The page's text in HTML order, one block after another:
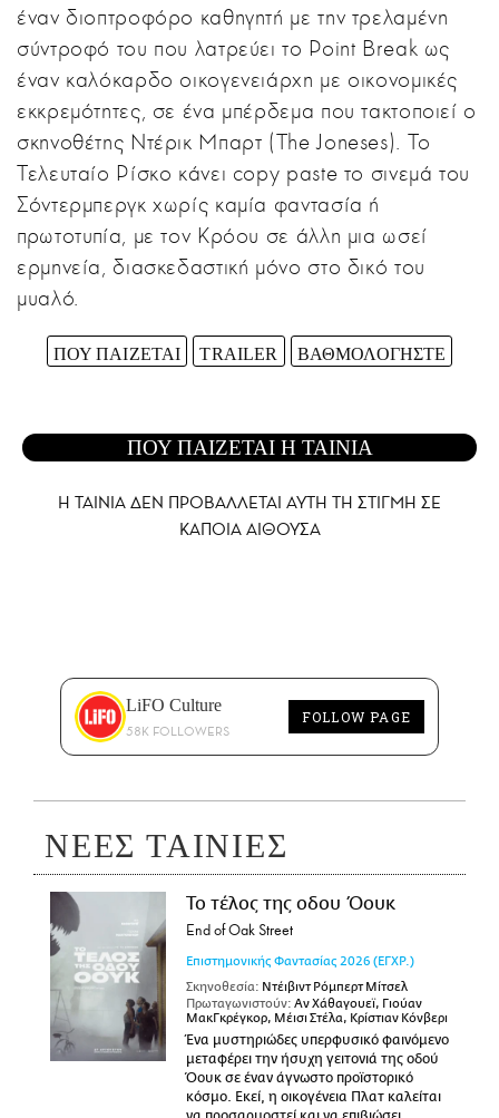
έναν διοπτροφόρο καθηγητή με την τρελαμένη
σύντροφό του που λατρεύει το Point Break ως
έναν καλόκαρδο οικογενειάρχη με οικονομικές
εκκρεμότητες, σε ένα μπέρδεμα που τακτοποιεί ο
σκηνοθέτης Ντέρικ Μπαρτ (The Joneses). Το
Τελευταίο Ρίσκο κάνει copy paste το σινεμά του
Σόντερμπεργκ χωρίς καμία φαντασία ή
πρωτοτυπία, με τον Κρόου σε άλλη μια ωσεί
ερμηνεία, διασκεδαστική μόνο στο δικό του
μυαλό.
ΠΟΥ ΠΑΙΖΕΤΑΙ TRAILER ΒΑΘΜΟΛΟΓΗΣΤΕ
ΠΟΥ ΠΑΙΖΕΤΑΙ Η ΤΑΙΝΙΑ
Η ΤΑΙΝΙΑ ΔΕΝ ΠΡΟΒΑΛΛΕΤΑΙ AYTH ΤΗ ΣΤΙΓΜΗ ΣΕ
ΚΑΠΟΙΑ ΑΙΘΟΥΣΑ
LiFO Culture
58K FOLLOWERS
FOLLOW PAGE
ΝΕΕΣ ΤΑΙΝΙΕΣ
Το τέλος της οδου Όουκ
End of Oak Street
Επιστημονικής Φαντασίας 2026 (ΕΓΧΡ.)
Σκηνοθεσία: Ντέιβιντ Ρόμπερτ Μίτσελ
Πρωταγωνιστούν: Αν Χάθαγουεϊ, Γιούαν
ΜακΓκρέγκορ, Μέισι Στέλα, Κρίστιαν Κόνβερι
Ένα μυστηριώδες υπερφυσικό φαινόμενο
μεταφέρει την ήσυχη γειτονιά της οδού
Όουκ σε έναν άγνωστο προϊστορικό
κόσμο. Εκεί, η οικογένεια Πλατ καλείται